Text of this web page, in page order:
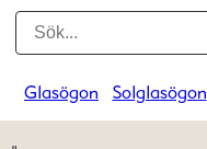
Glasögon Solglasögon